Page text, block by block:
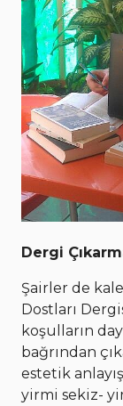
Dergi
Şairler de
Dostları
koşulların
bağrından
estetik
yirmi sekiz-